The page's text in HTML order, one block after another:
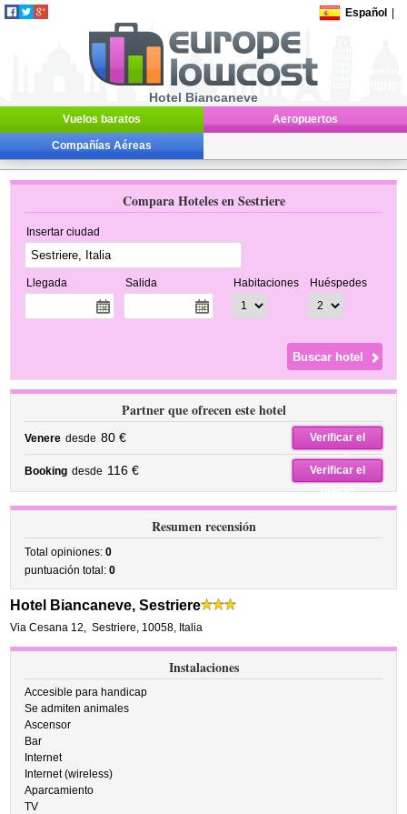
Español
Hotel Biancaneve
Vuelos baratos Aeropuertos
Compañías Aéreas
Compara Hoteles en Sestriere
Insertar ciudad
Llegada Salida Habitaciones Huéspedes
Partner que ofrecen este hotel
Venere desde 80 €
Verificar el
precio
Booking desde 116 €
Verificar el
precio
Resumen recensión
Total opiniones:0
puntuación total:0
Hotel Biancaneve, Sestriere
Via Cesana 12, Sestriere, 10058, Italia
Instalaciones
Accesible para handicap
Se admiten animales
Ascensor
Bar
Internet
Internet (wireless)
Aparcamiento
TV